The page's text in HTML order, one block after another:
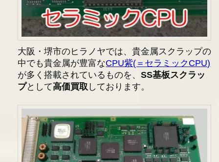
大阪・堺市のヒラノヤでは、貴金属スクラップの
中でも貴金属が豊富なCPU紫(＝セラミックCPU)
が多く搭載されているものを、SS基板スクラッ
プとして高価買取 しております。